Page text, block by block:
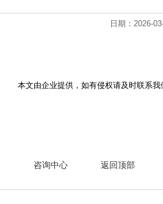
日期：
本文由企业提供，如有侵权请及时联系我
咨询中心 返回顶部